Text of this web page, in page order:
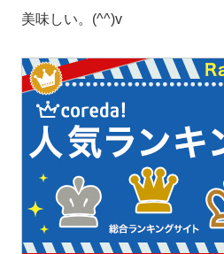
美味しい。(^^)v